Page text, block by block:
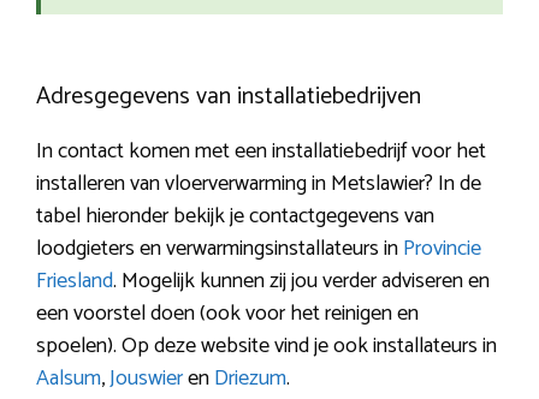
Adresgegevens van installatiebedrijven
In contact komen met een installatiebedrijf voor het
installeren van vloerverwarming in Metslawier? In de
tabel hieronder bekijk je contactgegevens van
loodgieters en verwarmingsinstallateurs inProvincie
Friesland. Mogelijk kunnen zij jou verder adviseren en
een voorstel doen (ook voor het reinigen en
spoelen). Op deze website vind je ook installateurs in
Aalsum,JouswierenDriezum.